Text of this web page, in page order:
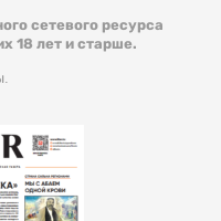
сетевого ресурса
18 лет и старше.